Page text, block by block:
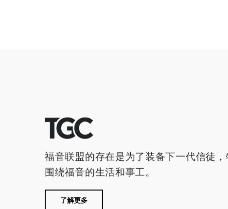
福音联盟的存在是为了装备下一代信徒
围绕福音的生活和事工。
了解更多